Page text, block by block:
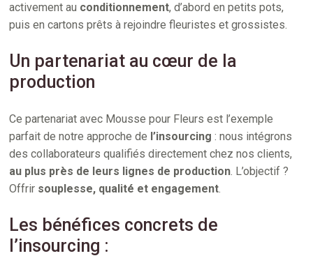
activement au conditionnement, d’abord en petits pots,
puis en cartons prêts à rejoindre fleuristes et grossistes.
Un partenariat au cœur de la
production
Ce partenariat avec Mousse pour Fleurs est l’exemple
parfait de notre approche de l’insourcing : nous intégrons
des collaborateurs qualifiés directement chez nos clients,
au plus près de leurs lignes de production. L’objectif ?
Offrir souplesse, qualité et engagement.
Les bénéfices concrets de
l’insourcing :